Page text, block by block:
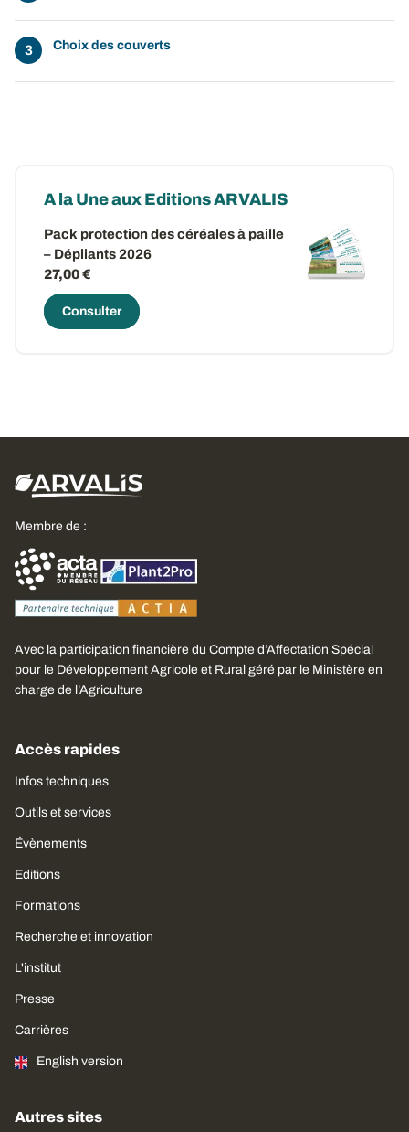
Choix des couverts
A la Une aux Editions ARVALIS
Pack protection des céréales à paille
– Dépliants 2026
27,00 €
Consulter
Membre de :
Avec la participation financière du Compte d’Affectation Spécial
pour le Développement Agricole et Rural géré par le Ministère en
charge de l’Agriculture
Accès rapides
Infos techniques
Outils et services
Évènements
Editions
Formations
Recherche et innovation
L'institut
Presse
Carrières
English version
Autres sites